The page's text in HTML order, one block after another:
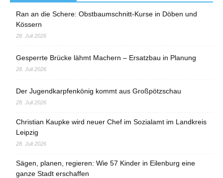
Ran an die Schere: Obstbaumschnitt-Kurse in Döben und
Kössern
28. Juli 2026
Gesperrte Brücke lähmt Machern – Ersatzbau in Planung
28. Juli 2026
Der Jugendkarpfenkönig kommt aus Großpötzschau
28. Juli 2026
Christian Kaupke wird neuer Chef im Sozialamt im Landkreis
Leipzig
28. Juli 2026
Sägen, planen, regieren: Wie 57 Kinder in Eilenburg eine
ganze Stadt erschaffen